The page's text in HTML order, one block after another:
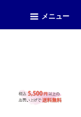
メニュー